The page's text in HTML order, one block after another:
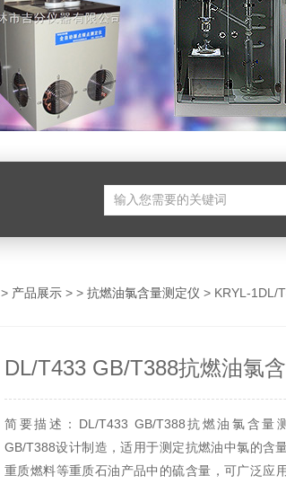
> 产品展示 > > 抗燃油氯含量测定仪 > KRYL-1DL/
DL/T433 GB/T388抗燃油氯
简要描述：DL/T433 GB/T388抗燃油氯含量
GB/T388设计制造，适用于测定抗燃油中氯的含
重质燃料等重质石油产品中的硫含量，可广泛应